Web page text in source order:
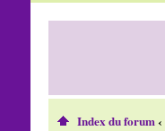
Index du forum‹